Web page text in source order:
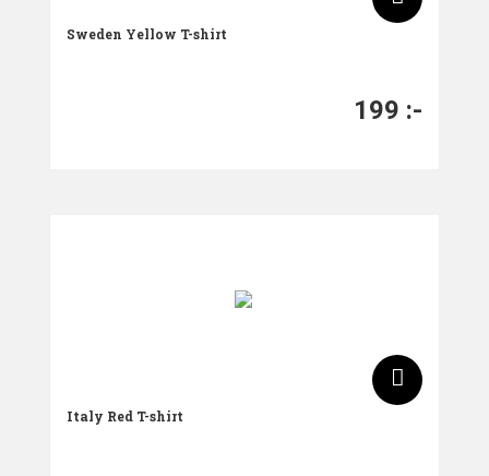
Sweden Yellow T-shirt
199 :-
Italy Red T-shirt